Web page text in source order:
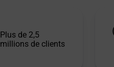
Plus de 2,5
millions de clients